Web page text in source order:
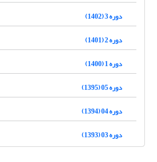
دوره 3 (1402)
دوره 2 (1401)
دوره 1 (1400)
دوره 05 (1395)
دوره 04 (1394)
دوره 03 (1393)